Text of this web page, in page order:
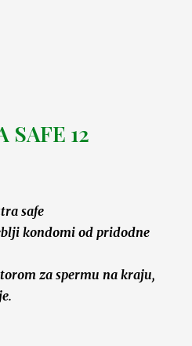
SAFE 12
safe
kondomi od pridodne
za spermu na kraju,